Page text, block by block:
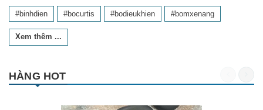
#binhdien #bocurtis #bodieukhien #bomxenang
Xem thêm ...
HÀNG HOT